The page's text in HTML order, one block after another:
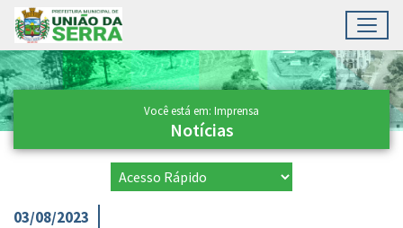
Ir para conteúdo principal
Conteúdo Principal
Você está em: Imprensa
Notícias
03/08/2023